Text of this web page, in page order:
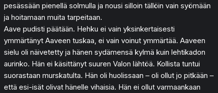
pesässään pienellä solmulla ja nousi silloin tällöin vain syömään
ja hoitamaan muita tarpeitaan.
Aave pudisti päätään. Hehku ei vain yksinkertaisesti
ymmärtänyt Aaveen tuskaa, ei vain voinut ymmärtää. Aaveen
sielu oli näivetetty ja hänen sydämensä kylmä kuin lehtikadon
aurinko. Hän ei käsittänyt suuren Valon lähtöä. Kollista tuntui
suorastaan murskatulta. Hän oli huolissaan – oli ollut jo pitkään –
että esi-isät olivat hänelle vihaisia. Hän ei ollut varmaankaan